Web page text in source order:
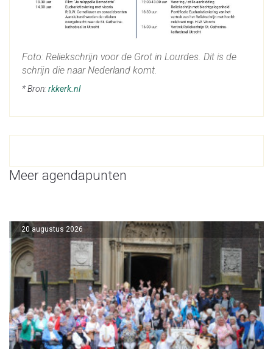
Foto: Reliekschrijn voor de Grot in Lourdes. Dit is de
schrijn die naar Nederland komt
* Bron:rkkerk.nl
Meer agendapunten
20 augustus 2026